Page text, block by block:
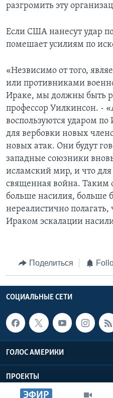
ЭФИР
разгромить эту
Если США нанесут удар
помешает усилиям по
«Незвисимо от того,
или противниками
Ираке, мы должны быть
профессор Уилкинсон. -
воспользуются ударом
для вербовки новых
новых атак. Они будут
западные союзники
исламский мир, и что
священная война. Таким
больше насилия, больше
нереалистично полагать,
Ираком эскалации
Поделиться
СОЦИАЛЬНЫЕ СЕТИ
ГОЛОС АМЕРИКИ
ПРОЕКТЫ